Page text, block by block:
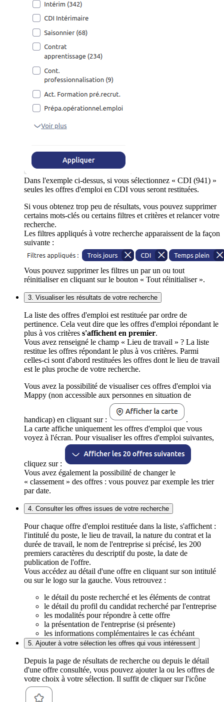
Dans l'exemple ci-dessus, si vous sélectionnez « CDI (941) »
seules les offres d'emploi en CDI vous seront restituées.
Si vous obtenez trop peu de résultats, vous pouvez supprimer
certains mots-clés ou certains filtres et critères et relancer votre
recherche.
Les filtres appliqués à votre recherche apparaissent de la façon
suivante :
Vous pouvez supprimer les filtres un par un ou tout
réinitialiser en cliquant sur le bouton « Tout réinitialiser ».
3. Visualiser les résultats de votre recherche
La liste des offres d'emploi est restituée par ordre de
pertinence. Cela veut dire que les offres d'emploi répondant le
plus à vos critères s'affichent en premier.
Vous avez renseigné le champ « Lieu de travail » ? La liste
restitue les offres répondant le plus à vos critères. Parmi
celles-ci sont d'abord restituées les offres dont le lieu de travail
est le plus proche de votre recherche.
Vous avez la possibilité de visualiser ces offres d'emploi via
Mappy (non accessible aux personnes en situation de
handicap) en cliquant sur :
.
La carte affiche uniquement les offres d'emploi que vous
voyez à l'écran. Pour visualiser les offres d'emploi suivantes,
cliquez sur :
Vous avez également la possibilité de changer le
« classement » des offres : vous pouvez par exemple les trier
par date.
4. Consulter les offres issues de votre recherche
Pour chaque offre d'emploi restituée dans la liste, s'affichent :
l'intitulé du poste, le lieu de travail, la nature du contrat et la
durée de travail, le nom de l'entreprise si précisé, les 200
premiers caractères du descriptif du poste, la date de
publication de l'offre.
Vous accédez au détail d'une offre en cliquant sur son intitulé
ou sur le logo sur la gauche. Vous retrouvez :
le détail du poste recherché et les éléments de contrat
le détail du profil du candidat recherché par l'entreprise
les modalités pour répondre à cette offre
la présentation de l'entreprise (si présente)
les informations complémentaires le cas échéant
5. Ajouter à votre sélection les offres qui vous intéressent
Depuis la page de résultats de recherche ou depuis le détail
d'une offre consultée, vous pouvez ajouter la ou les offres de
votre choix à votre sélection. Il suffit de cliquer sur l'icône